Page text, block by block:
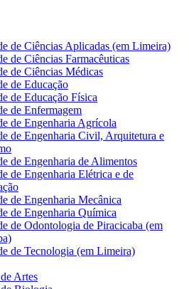
de Ciências Aplicadas (em Limeira)
de Ciências Farmacêuticas
de Ciências Médicas
de Educação
de Educação Física
de Enfermagem
de Engenharia Agrícola
de Engenharia Civil, Arquitetura e
de Engenharia de Alimentos
de Engenharia Elétrica e de
de Engenharia Mecânica
de Engenharia Química
de Odontologia de Piracicaba (em
de Tecnologia (em Limeira)
Artes